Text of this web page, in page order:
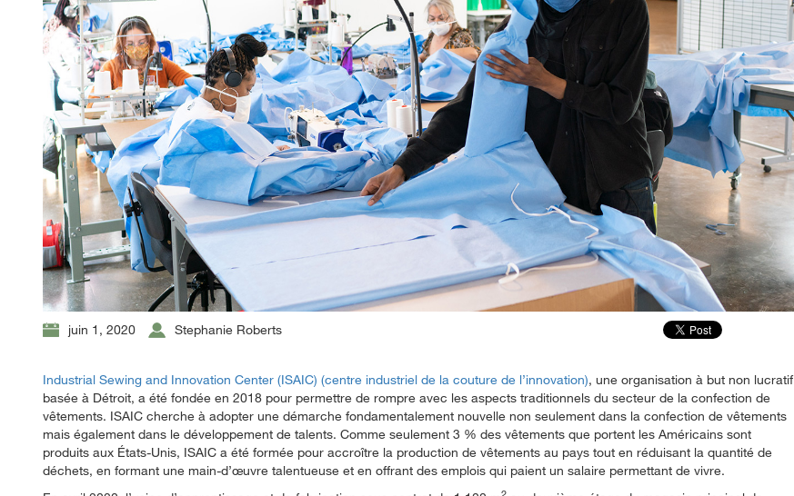
juin 1, 2020 Stephanie Roberts
Industrial Sewing and Innovation Center (ISAIC) (centre industriel de la couture de l’innovation), une organisation à but non lucratif
basée à Détroit, a été fondée en 2018 pour permettre de rompre avec les aspects traditionnels du secteur de la confection de
vêtements. ISAIC cherche à adopter une démarche fondamentalement nouvelle non seulement dans la confection de vêtements
mais également dans le développement de talents. Comme seulement 3 % des vêtements que portent les Américains sont
produits aux États-Unis, ISAIC a été formée pour accroître la production de vêtements au pays tout en réduisant la quantité de
déchets, en formant une main-d’œuvre talentueuse et en offrant des emplois qui paient un salaire permettant de vivre.